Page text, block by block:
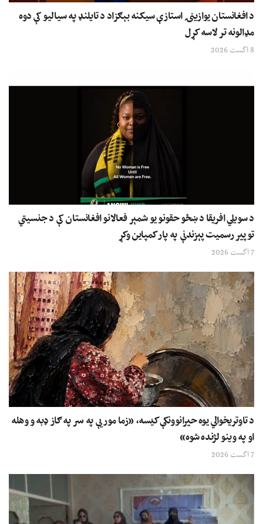
د افغانستان یوازینۍ استازې سیکنه بېګزاد د تایلنډ په سیالیو کې دوه
مډالونه تر لاسه کړل
8 اگست 2026
د سویلي افریقا د ښځو حقونو یو شمېر فعالانو افغانستان کې د جنسیتي
توپیر رسمیت پېزندنې په پار کمپاین وکړ
7 اگست 2026
د تاوتریخوالي یوه حیرانوونکې کیسه، «زما مور یې په سر په ګاز ډبه و وهله
او په وینو لژنده شوه»
7 اگست 2026